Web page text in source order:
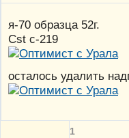
я-70 образца 52г.
Cst с-219
осталось удалить
1